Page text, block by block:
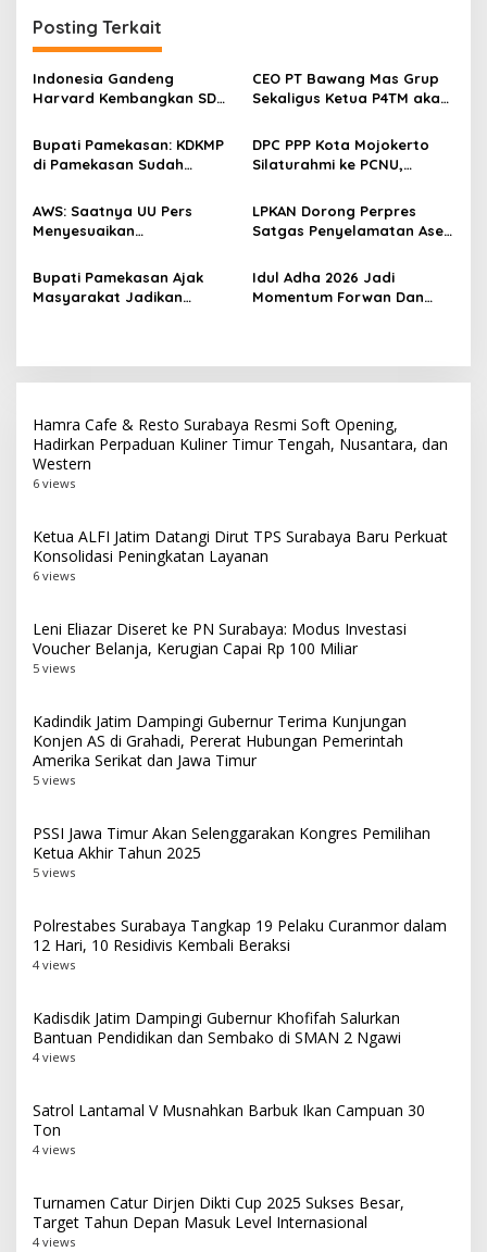
g
a
s
p
o
s
Posting Terkait
Indonesia Gandeng
Harvard Kembangkan SDM
Dunia
CEO PT Bawang Mas Grup
Sekaligus Ketua P4TM akan
Tembakau di Madura
Bupati Pamekasan: KDKMP
di Pamekasan Sudah
Selesai Akhir Juli 2026
DPC PPP Kota Mojokerto
Silaturahmi ke PCNU,
Masyarakat
AWS: Saatnya UU Pers
Menyesuaikan
Digital dan AI
LPKAN Dorong Perpres
Satgas Penyelamatan Aset
Pemberantasan Korupsi
Bupati Pamekasan Ajak
Masyarakat Jadikan
‎Idul Adha 2026 Jadi
Momentum Forwan Dan
Hamra Cafe & Resto Surabaya Resmi Soft Opening,
Hadirkan Perpaduan Kuliner Timur Tengah, Nusantara, dan
Western
6 views
Ketua ALFI Jatim Datangi Dirut TPS Surabaya Baru Perkuat
Konsolidasi Peningkatan Layanan
6 views
Leni Eliazar Diseret ke PN Surabaya: Modus Investasi
Voucher Belanja, Kerugian Capai Rp 100 Miliar
5 views
Kadindik Jatim Dampingi Gubernur Terima Kunjungan
Konjen AS di Grahadi, Pererat Hubungan Pemerintah
Amerika Serikat dan Jawa Timur
5 views
PSSI Jawa Timur Akan Selenggarakan Kongres Pemilihan
Ketua Akhir Tahun 2025
5 views
Polrestabes Surabaya Tangkap 19 Pelaku Curanmor dalam
12 Hari, 10 Residivis Kembali Beraksi
4 views
Kadisdik Jatim Dampingi Gubernur Khofifah Salurkan
Bantuan Pendidikan dan Sembako di SMAN 2 Ngawi
4 views
Satrol Lantamal V Musnahkan Barbuk Ikan Campuan 30
Ton
4 views
Turnamen Catur Dirjen Dikti Cup 2025 Sukses Besar,
Target Tahun Depan Masuk Level Internasional
4 views